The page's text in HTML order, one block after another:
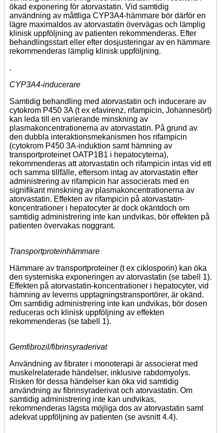
ökad exponering för atorvastatin. Vid samtidig
användning av måttliga CYP3A4-hämmare bör därför en
lägre maximaldos av atorvastatin övervägas och lämplig
klinisk uppföljning av patienten rekommenderas. Efter
behandlingsstart eller efter dosjusteringar av en hämmare
rekommenderas lämplig klinisk uppföljning.
.
CYP3A4-inducerare
Samtidig behandling med atorvastatin och inducerare av
cytokrom P450 3A (t ex efavirenz, rifampicin, Johannesört)
kan leda till en varierande minskning av
plasmakoncentrationerna av atorvastatin. På grund av
den dubbla interaktionsmekanismen hos rifampicin
(cytokrom P450 3A-induktion samt hämning av
transportproteinet OATP1B1 i hepatocyterna),
rekommenderas att atorvastatin och rifampicin intas vid ett
och samma tillfälle, eftersom intag av atorvastatin efter
administrering av rifampicin har associerats med en
signifikant minskning av plasmakoncentrationerna av
atorvastatin. Effekten av rifampicin på atorvastatin-
koncentrationer i hepatocyter är dock okäntdoch om
samtidig administrering inte kan undvikas, bör effekten på
patienten övervakas noggrant.
Transportproteinhämmare
Hämmare av transportproteiner (t ex ciklosporin) kan öka
den systemiska exponeringen av atorvastatin (se tabell 1).
Effekten på atorvastatin-koncentrationer i hepatocyter, vid
hämning av leverns upptagningstransportörer, är okänd.
Om samtidig administrering inte kan undvikas, bör dosen
reduceras och klinisk uppföljning av effekten
rekommenderas (se tabell 1).
Gemfibrozil/fibrinsyraderivat
Användning av fibrater i monoterapi är associerat med
muskelrelaterade händelser, inklusive rabdomyolys.
Risken för dessa händelser kan öka vid samtidig
användning av fibrinsyraderivat och atorvastatin. Om
samtidig administrering inte kan undvikas,
rekommenderas lägsta möjliga dos av atorvastatin samt
adekvat uppföljning av patienten (se avsnitt 4.4).